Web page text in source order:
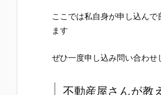
ここでは私自身が申し込んで
ます
ぜひ一度申し込み問い合わせ
不動産屋さんが教